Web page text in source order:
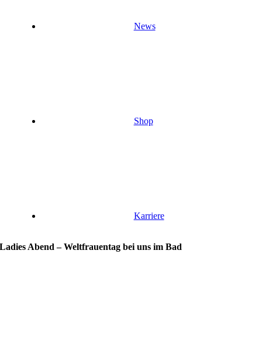
News
Shop
Karriere
Ladies Abend – Weltfrauentag bei uns im Bad